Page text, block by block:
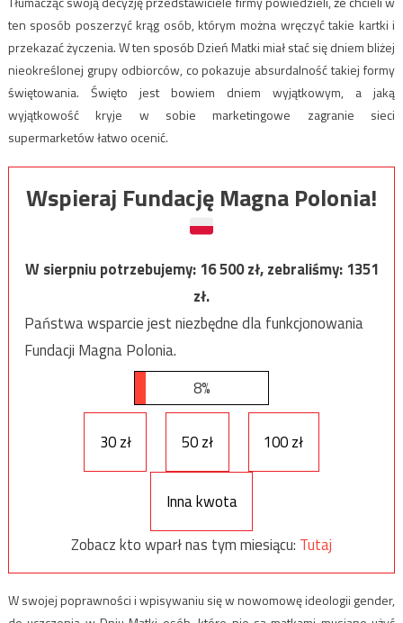
ten sposób poszerzyć krąg osób, którym można wręczyć takie kartki i
przekazać życzenia. W ten sposób Dzień Matki miał stać się dniem bliżej
nieokreślonej grupy odbiorców, co pokazuje absurdalność takiej formy
świętowania. Święto jest bowiem dniem wyjątkowym, a jaką
wyjątkowość kryje w sobie marketingowe zagranie sieci
supermarketów łatwo ocenić.
Wspieraj Fundację Magna Polonia!
W sierpniu potrzebujemy:16 500zł, zebraliśmy:1351
zł.
Państwa wsparcie jest niezbędne dla funkcjonowania
Fundacji Magna Polonia.
8%
30 zł 50 zł 100 zł
Inna kwota
Zobacz kto wparł nas tym miesiącu: Tutaj
W swojej poprawności i wpisywaniu się w nowomowę ideologii gender,